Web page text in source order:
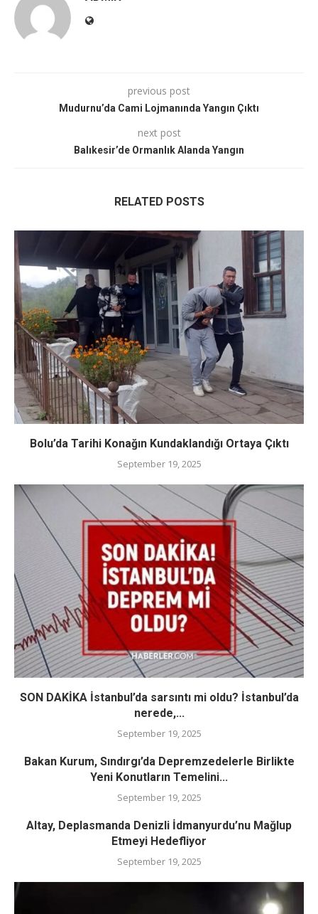
previous post
Mudurnu’da Cami Lojmanında Yangın Çıktı
next post
Balıkesir’de Ormanlık Alanda Yangın
RELATED POSTS
Bolu’da Tarihi Konağın Kundaklandığı Ortaya Çıktı
September 19, 2025
SON DAKİKA İstanbul’da sarsıntı mi oldu? İstanbul’da
nerede,...
September 19, 2025
Bakan Kurum, Sındırgı’da Depremzedelerle Birlikte
Yeni Konutların Temelini...
September 19, 2025
Altay, Deplasmanda Denizli İdmanyurdu’nu Mağlup
Etmeyi Hedefliyor
September 19, 2025